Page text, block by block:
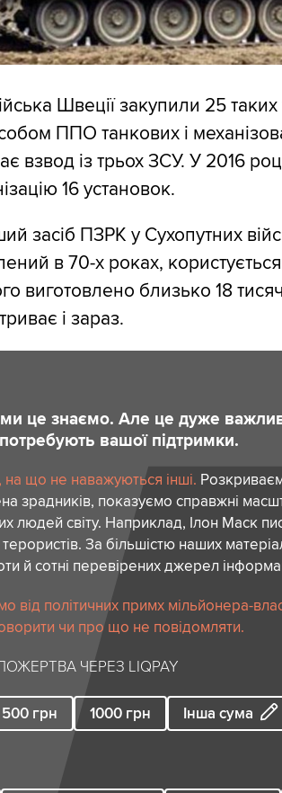
Швеції закупили 25
ППО танкових і
взвод із трьох ЗСУ. У 2016
16 установок.
засіб ПЗРК у Сухопутних
в 70-х роках,
виготовлено близько 18
і зараз.
ми це знаємо. Але це дуже
вашої підтримки.
що не наважуються інші.
зрадників, показуємо справжні
людей світу. Наприклад, Ілон Маск
За більшістю наших
й сотні перевірених джерел
від політичних примх мільйонера-
чи про що не повідомляти.
ЧЕРЕЗ LIQPAY
500 грн 1000 грн Інша сума